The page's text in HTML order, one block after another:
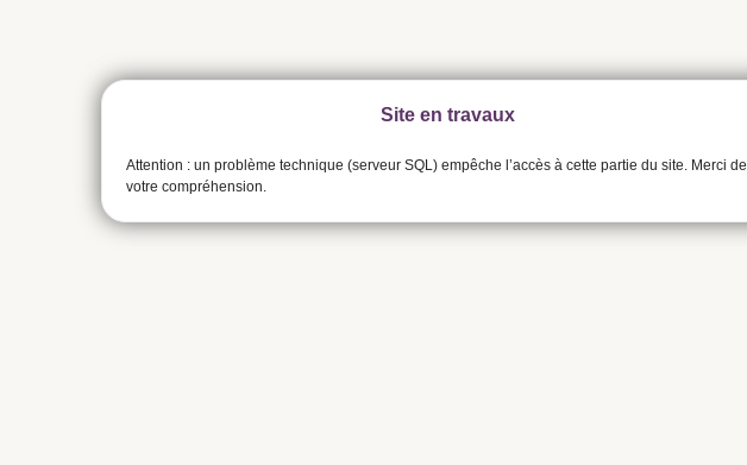
Site en travaux
Attention : un problème technique (serveur SQL) empêche l’accès à cette partie du site. Merci de
votre compréhension.